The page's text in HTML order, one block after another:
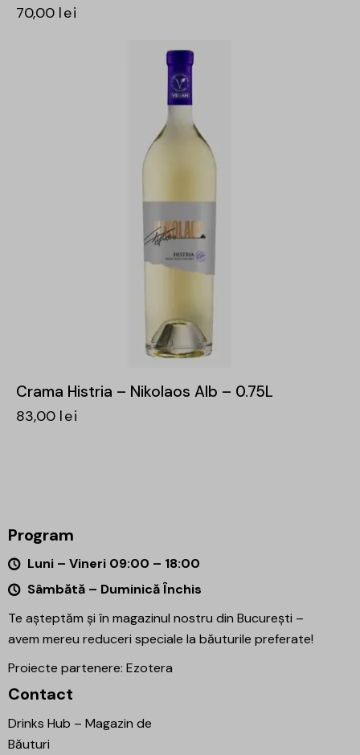
70,00 lei
Crama Histria – Nikolaos Alb – 0.75L
83,00 lei
Program
Luni – Vineri 09:00 – 18:00
Sâmbătă – Duminică Închis
Te așteptăm și în magazinul nostru din București –
avem mereu reduceri speciale la băuturile preferate!
Proiecte partenere: Ezotera
Contact
Drinks Hub – Magazin de
Băuturi